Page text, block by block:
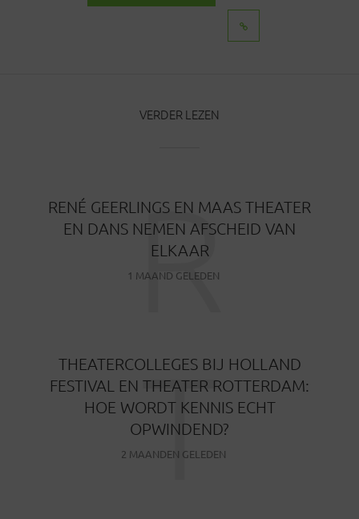
VERDER LEZEN
RENÉ GEERLINGS EN MAAS THEATER
EN DANS NEMEN AFSCHEID VAN
ELKAAR
1 MAAND GELEDEN
R
THEATERCOLLEGES BIJ HOLLAND
FESTIVAL EN THEATER ROTTERDAM:
HOE WORDT KENNIS ECHT
OPWINDEND?
2 MAANDEN GELEDEN
T